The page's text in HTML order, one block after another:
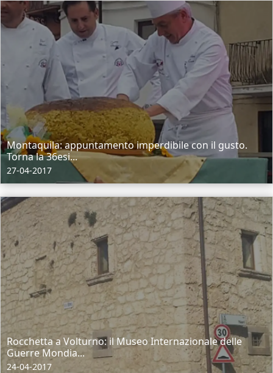
Montaquila: appuntamento imperdibile con il gusto.
Torna la 36esi...
27-04-2017
Rocchetta a Volturno: il Museo Internazionale delle
Guerre Mondia...
24-04-2017